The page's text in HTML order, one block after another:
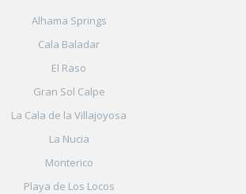
Alhama Springs
Cala Baladar
El Raso
Gran Sol Calpe
La Cala de la Villajoyosa
La Nucia
Monterico
Playa de Los Locos